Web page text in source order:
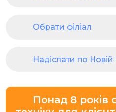
Обрати філіал
Надіслати по Новій
Понад 8 років